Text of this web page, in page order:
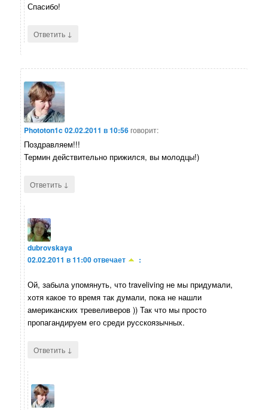
Спасибо!
Ответить ↓
Phototon1c02.02.2011 в 10:56говорит:
Поздравляем!!!
Термин действительно прижился, вы молодцы!)
Ответить ↓
dubrovskaya
02.02.2011 в 11:00отвечает :
Ой, забыла упомянуть, что traveliving не мы придумали,
хотя какое то время так думали, пока не нашли
американских тревеливеров )) Так что мы просто
пропагандируем его среди русскоязычных.
Ответить ↓